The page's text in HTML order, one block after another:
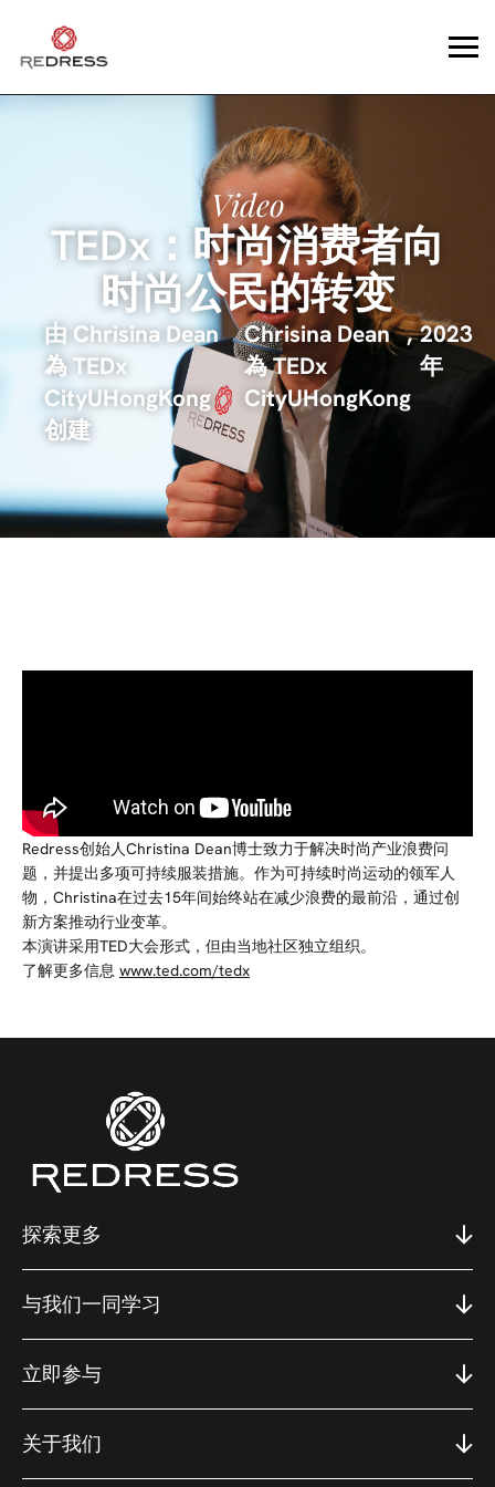
Video
TEDx：时尚消费者向
时尚公民的转变
由 Chrisina Dean
為 TEDx
CityUHongKong
创建
Chrisina Dean
為 TEDx
CityUHongKong
, 2023
年
Redress创始人Christina Dean博士致力于解决时尚产业浪费问
题，并提出多项可持续服装措施。作为可持续时尚运动的领军人
物，Christina在过去15年间始终站在减少浪费的最前沿，通过创
新方案推动行业变革。
本演讲采用TED大会形式，但由当地社区独立组织。
了解更多信息 www.ted.com/tedx
探索更多
与我们一同学习
立即参与
关于我们